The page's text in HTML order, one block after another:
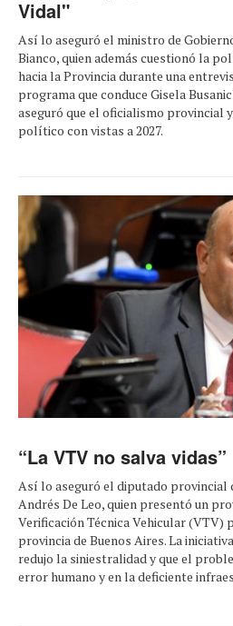
Vidal"
Así lo aseguró el ministro de
Bianco, quien además cuestionó la
hacia la Provincia durante una
programa que conduce Gisela
aseguró que el oficialismo provincial
político con vistas a 2027.
“La VTV no salva vidas”
Así lo aseguró el diputado provincial
Andrés De Leo, quien presentó un
Verificación Técnica Vehicular (VTV)
provincia de Buenos Aires. La
redujo la siniestralidad y que el
error humano y en la deficiente